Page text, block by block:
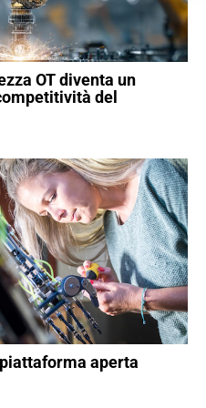
OT diventa un
del
aperta